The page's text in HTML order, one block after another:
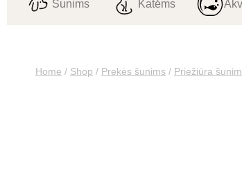
Šunims Katėms
Home / Shop / Prekės šunims / Priežiūra